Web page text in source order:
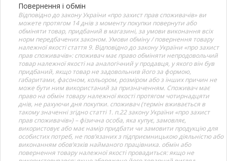
Повернення і обмін
Відповідно до закону України «про захист прав споживачів» ви
можете протягом 14 днів з моменту покупки повернути або
обміняти товар, придбаний в магазині, за умови виконання всіх
норм передбачених законом. Умови обміну / повернення товару
належної якості стаття 9. Відповідно до закону України «про захист
прав споживачів»: споживач має право обміняти непродовольчий
товар належної якості на аналогічний у продавця, у якого він був
придбаний, якщо товар не задовольнив його за формою,
габаритами, фасоном, кольором, розміром або з інших причин не
може бути ним використаний за призначенням. Споживач має
право на обмін товару належної якості протягом чотирнадцяти
днів, не рахуючи дня покупки. споживач (термін вживається в
такому значенні згідно статті 1. п.22 закону України «про захист
прав споживачів») – фізична особа, яка купує, замовляє,
використовує або має намір придбати чи замовити продукцію для
особистих потреб, не пов’язаних з підприємницькою діяльністю або
виконанням обов’язків найманого працівника. обмін або
повернення товару належної якості провадиться: якщо не